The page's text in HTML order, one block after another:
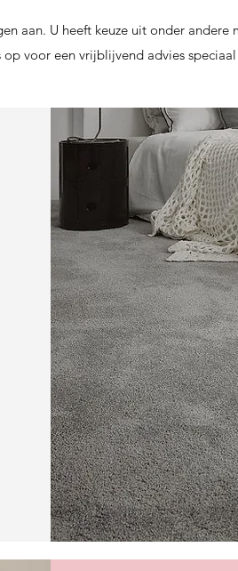
aan. U heeft keuze uit onder andere
voor een vrijblijvend advies